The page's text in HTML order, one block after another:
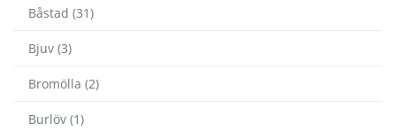
Båstad (31)
Bjuv (3)
Bromölla (2)
Burlöv (1)